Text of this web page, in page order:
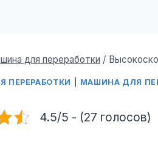
для переработки /
ПЕРЕРАБОТКИ МАШИНА ДЛЯ
4.5/5 - (27 голосов)